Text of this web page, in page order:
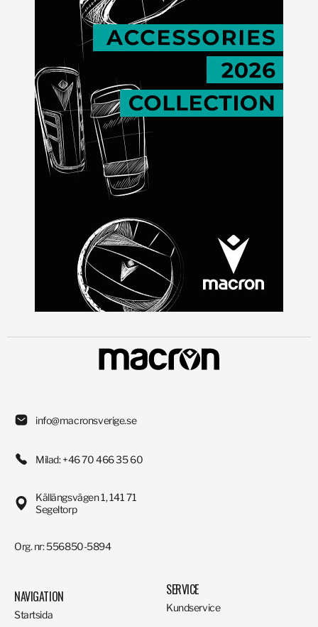
info@macronsverige.se
Milad: +46 70 466 35 60
Källängsvägen 1, 141 71
Segeltorp
Org. nr: 556850-5894
NAVIGATION
Startsida
SERVICE
Kundservice